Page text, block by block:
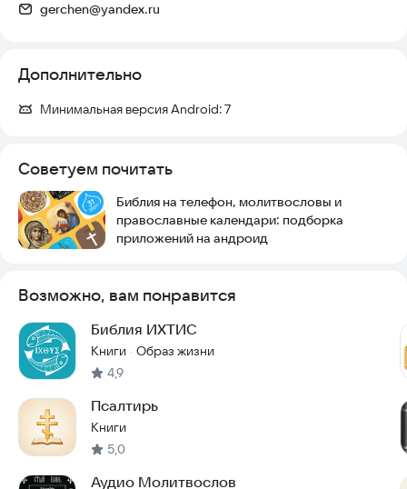
gerchen@yandex.ru
Дополнительно
Минимальная версия Android:7
Советуем почитать
Библия на телефон, молитвословы и
православные календари: подборка
приложений на андроид
Возможно, вам понравится
Библия ИХТИС
Книги · Образ жизни
4,9
Псалтирь
Книги
5,0
Аудио Молитвослов